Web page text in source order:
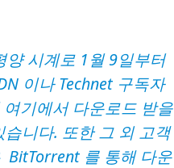
양 시계로 1월 9일부터
이나 Technet 구독자
여기에서다운로드 받을
습니다. 또한 그 외 고객
BitTorrent 를 통해 다운